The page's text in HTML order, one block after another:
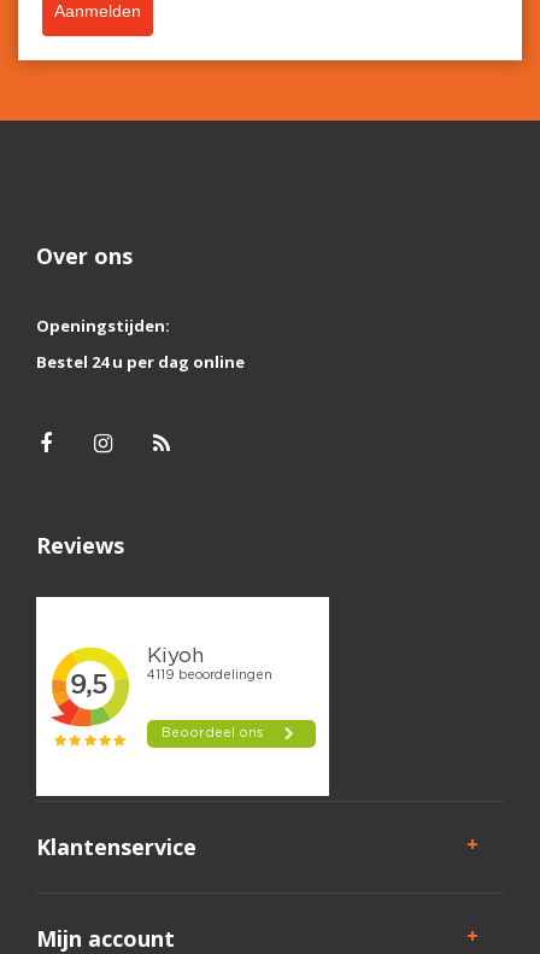
Aanmelden
Over ons
Openingstijden:
Bestel 24 u per dag online
Reviews
Klantenservice
Mijn account